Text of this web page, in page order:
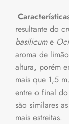
resultante do
basilicume
aroma de
altura, porém
mais que 1,5
entre o final
são similares
mais estreitas.